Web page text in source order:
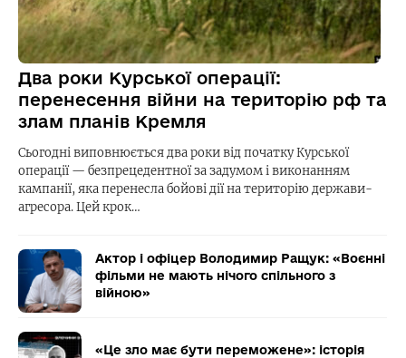
Два роки Курської операції:
перенесення війни на територію рф та
злам планів Кремля
Сьогодні виповнюється два роки від початку Курської
операції — безпрецедентної за задумом і виконанням
кампанії, яка перенесла бойові дії на територію держави-
агресора. Цей крок…
Актор і офіцер Володимир Ращук: «Воєнні
фільми не мають нічого спільного з
війною»
«Це зло має бути переможене»: історія